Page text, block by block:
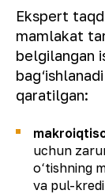
Ekspert
mamlakat
belgilangan
qaratilgan:
uchun
o‘tishning
va pul-